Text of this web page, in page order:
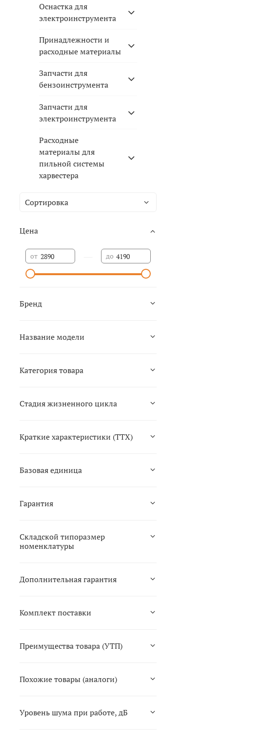
Оснастка для
электроинструмента
Принадлежности и
расходные материалы
Запчасти для
бензоинструмента
Запчасти для
электроинструмента
Расходные
материалы для
пильной системы
харвестера
Цена
от до
Бренд
Название модели
Категория товара
Стадия жизненного цикла
Краткие характеристики (ТТХ)
Базовая единица
Гарантия
Складской типоразмер
номенклатуры
Дополнительная гарантия
Комплект поставки
Преимущества товара (УТП)
Похожие товары (аналоги)
Уровень шума при работе, дБ